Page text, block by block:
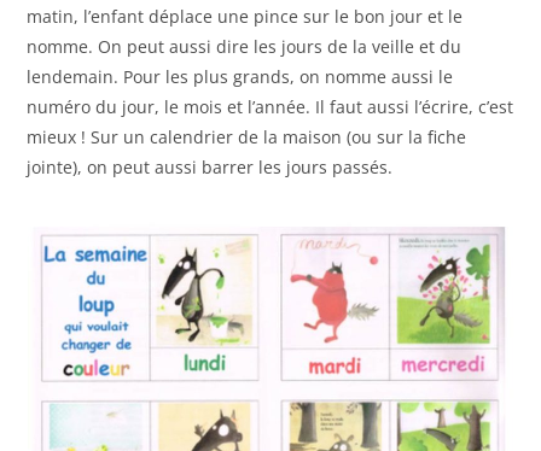
matin, l’enfant déplace une pince sur le bon jour et le
nomme. On peut aussi dire les jours de la veille et du
lendemain. Pour les plus grands, on nomme aussi le
numéro du jour, le mois et l’année. Il faut aussi l’écrire, c’est
mieux ! Sur un calendrier de la maison (ou sur la fiche
jointe), on peut aussi barrer les jours passés.